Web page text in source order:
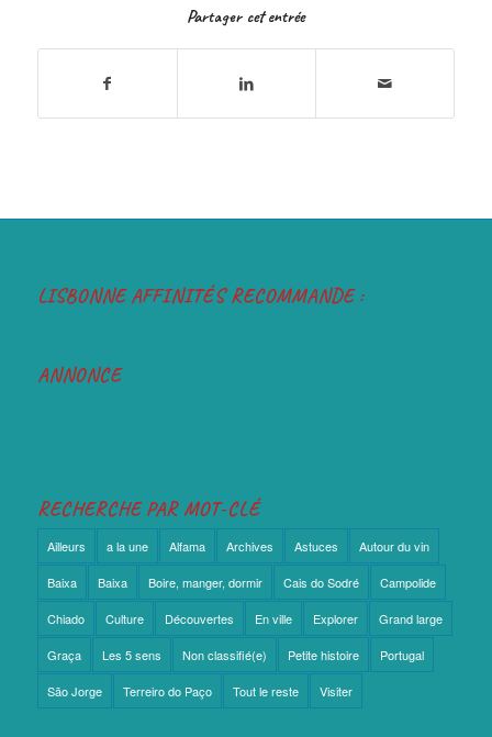
Partager cet entrée
LISBONNE AFFINITÉS RECOMMANDE :
ANNONCE
RECHERCHE PAR MOT-CLÉ
Ailleurs a la une Alfama Archives Astuces Autour du vin
Baixa Baixa Boire, manger, dormir Cais do Sodré Campolide
Chiado Culture Découvertes En ville Explorer Grand large
Graça Les 5 sens Non classifié(e) Petite histoire Portugal
São Jorge Terreiro do Paço Tout le reste Visiter